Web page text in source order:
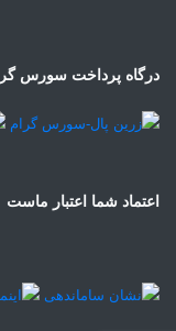
درگاه پرداخت سورس
اعتماد شما اعتبار ماست